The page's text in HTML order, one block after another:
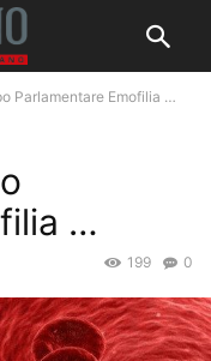
Parlamentare Emofilia …
…
0
199